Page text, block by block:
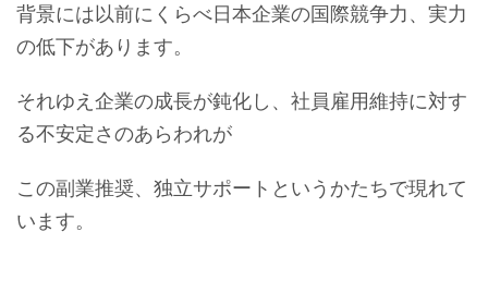
背景には以前にくらべ日本企業の国際競争力、実力
の低下があります。
それゆえ企業の成長が鈍化し、社員雇用維持に対す
る不安定さのあらわれが
この副業推奨、独立サポートというかたちで現れて
います。